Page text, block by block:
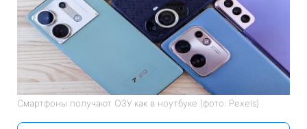
Смартфоны получают ОЗУ как в ноутбуке (фото: Pexels)